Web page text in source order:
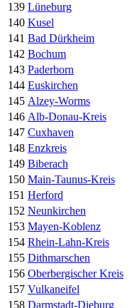
139 Lüneburg
140 Kusel
141 Bad Dürkheim
142 Bochum
143 Paderborn
144 Euskirchen
145 Alzey-Worms
146 Alb-Donau-Kreis
147 Cuxhaven
148 Enzkreis
149 Biberach
150 Main-Taunus-Kreis
151 Herford
152 Neunkirchen
153 Mayen-Koblenz
154 Rhein-Lahn-Kreis
155 Dithmarschen
156 Oberbergischer Kreis
157 Vulkaneifel
158 Darmstadt-Dieburg